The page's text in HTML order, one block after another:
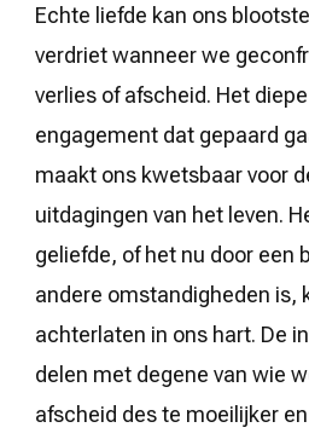
Echte liefde kan ons
verdriet wanneer we
verlies of afscheid. Het
engagement dat gepaard
maakt ons kwetsbaar voor
uitdagingen van het leven.
geliefde, of het nu door een
andere omstandigheden is,
achterlaten in ons hart. De
delen met degene van wie
afscheid des te moeilijker